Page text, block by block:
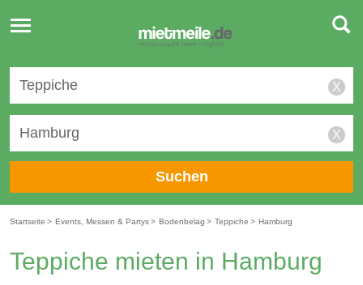
Toggle
navigation
X
X
Suchen
Startseite > Events, Messen & Partys> Bodenbelag > Teppiche > Hamburg
Teppiche mieten in Hamburg